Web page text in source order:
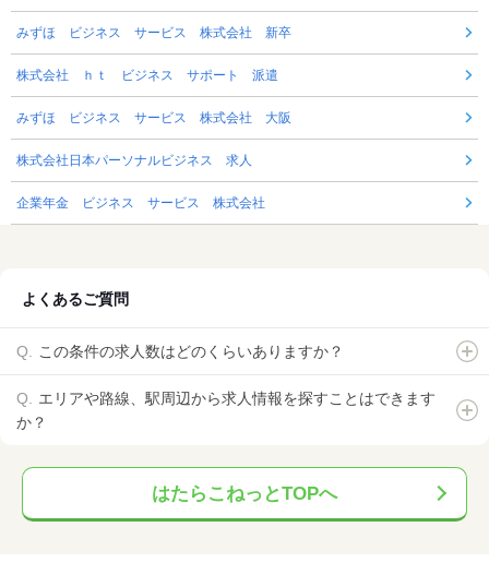
みずほ ビジネス サービス 株式会社 新卒
株式会社 ｈｔ ビジネス サポート 派遣
みずほ ビジネス サービス 株式会社 大阪
株式会社日本パーソナルビジネス 求人
企業年金 ビジネス サービス 株式会社
よくあるご質問
この条件の求人数はどのくらいありますか？
エリアや路線、駅周辺から求人情報を探すことはできます
か？
はたらこねっとTOPへ